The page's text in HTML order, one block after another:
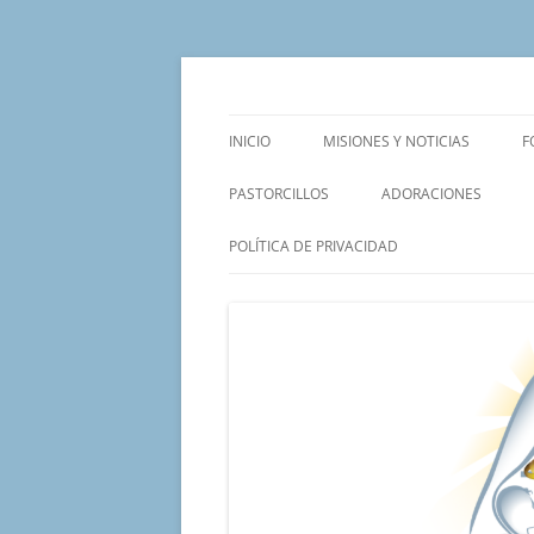
Saltar
INICIO MISIONES Y NOTICIAS
PASTORCILLOS ADORACIONES
POLÍTICA DE PRIVACIDAD